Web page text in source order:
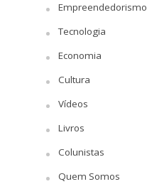
Empreendedorismo
Tecnologia
Economia
Cultura
Vídeos
Livros
Colunistas
Quem Somos